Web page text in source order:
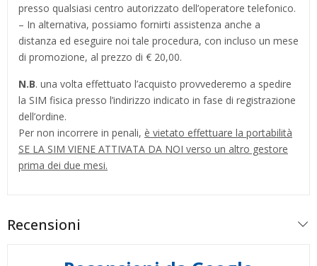
presso qualsiasi centro autorizzato dell’operatore telefonico.
– In alternativa, possiamo fornirti assistenza anche a
distanza ed eseguire noi tale procedura, con incluso un mese
di promozione, al prezzo di € 20,00.
N.B. una volta effettuato l’acquisto provvederemo a spedire
la SIM fisica presso l’indirizzo indicato in fase di registrazione
dell’ordine.
Per non incorrere in penali, è vietato effettuare la portabilità
SE LA SIM VIENE ATTIVATA DA NOI verso un altro gestore
prima dei due mesi.
Recensioni